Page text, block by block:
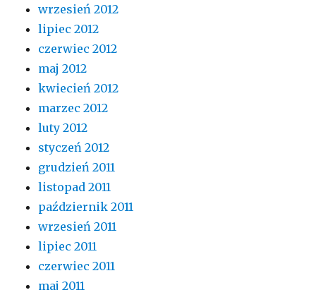
wrzesień 2012
lipiec 2012
czerwiec 2012
maj 2012
kwiecień 2012
marzec 2012
luty 2012
styczeń 2012
grudzień 2011
listopad 2011
październik 2011
wrzesień 2011
lipiec 2011
czerwiec 2011
maj 2011